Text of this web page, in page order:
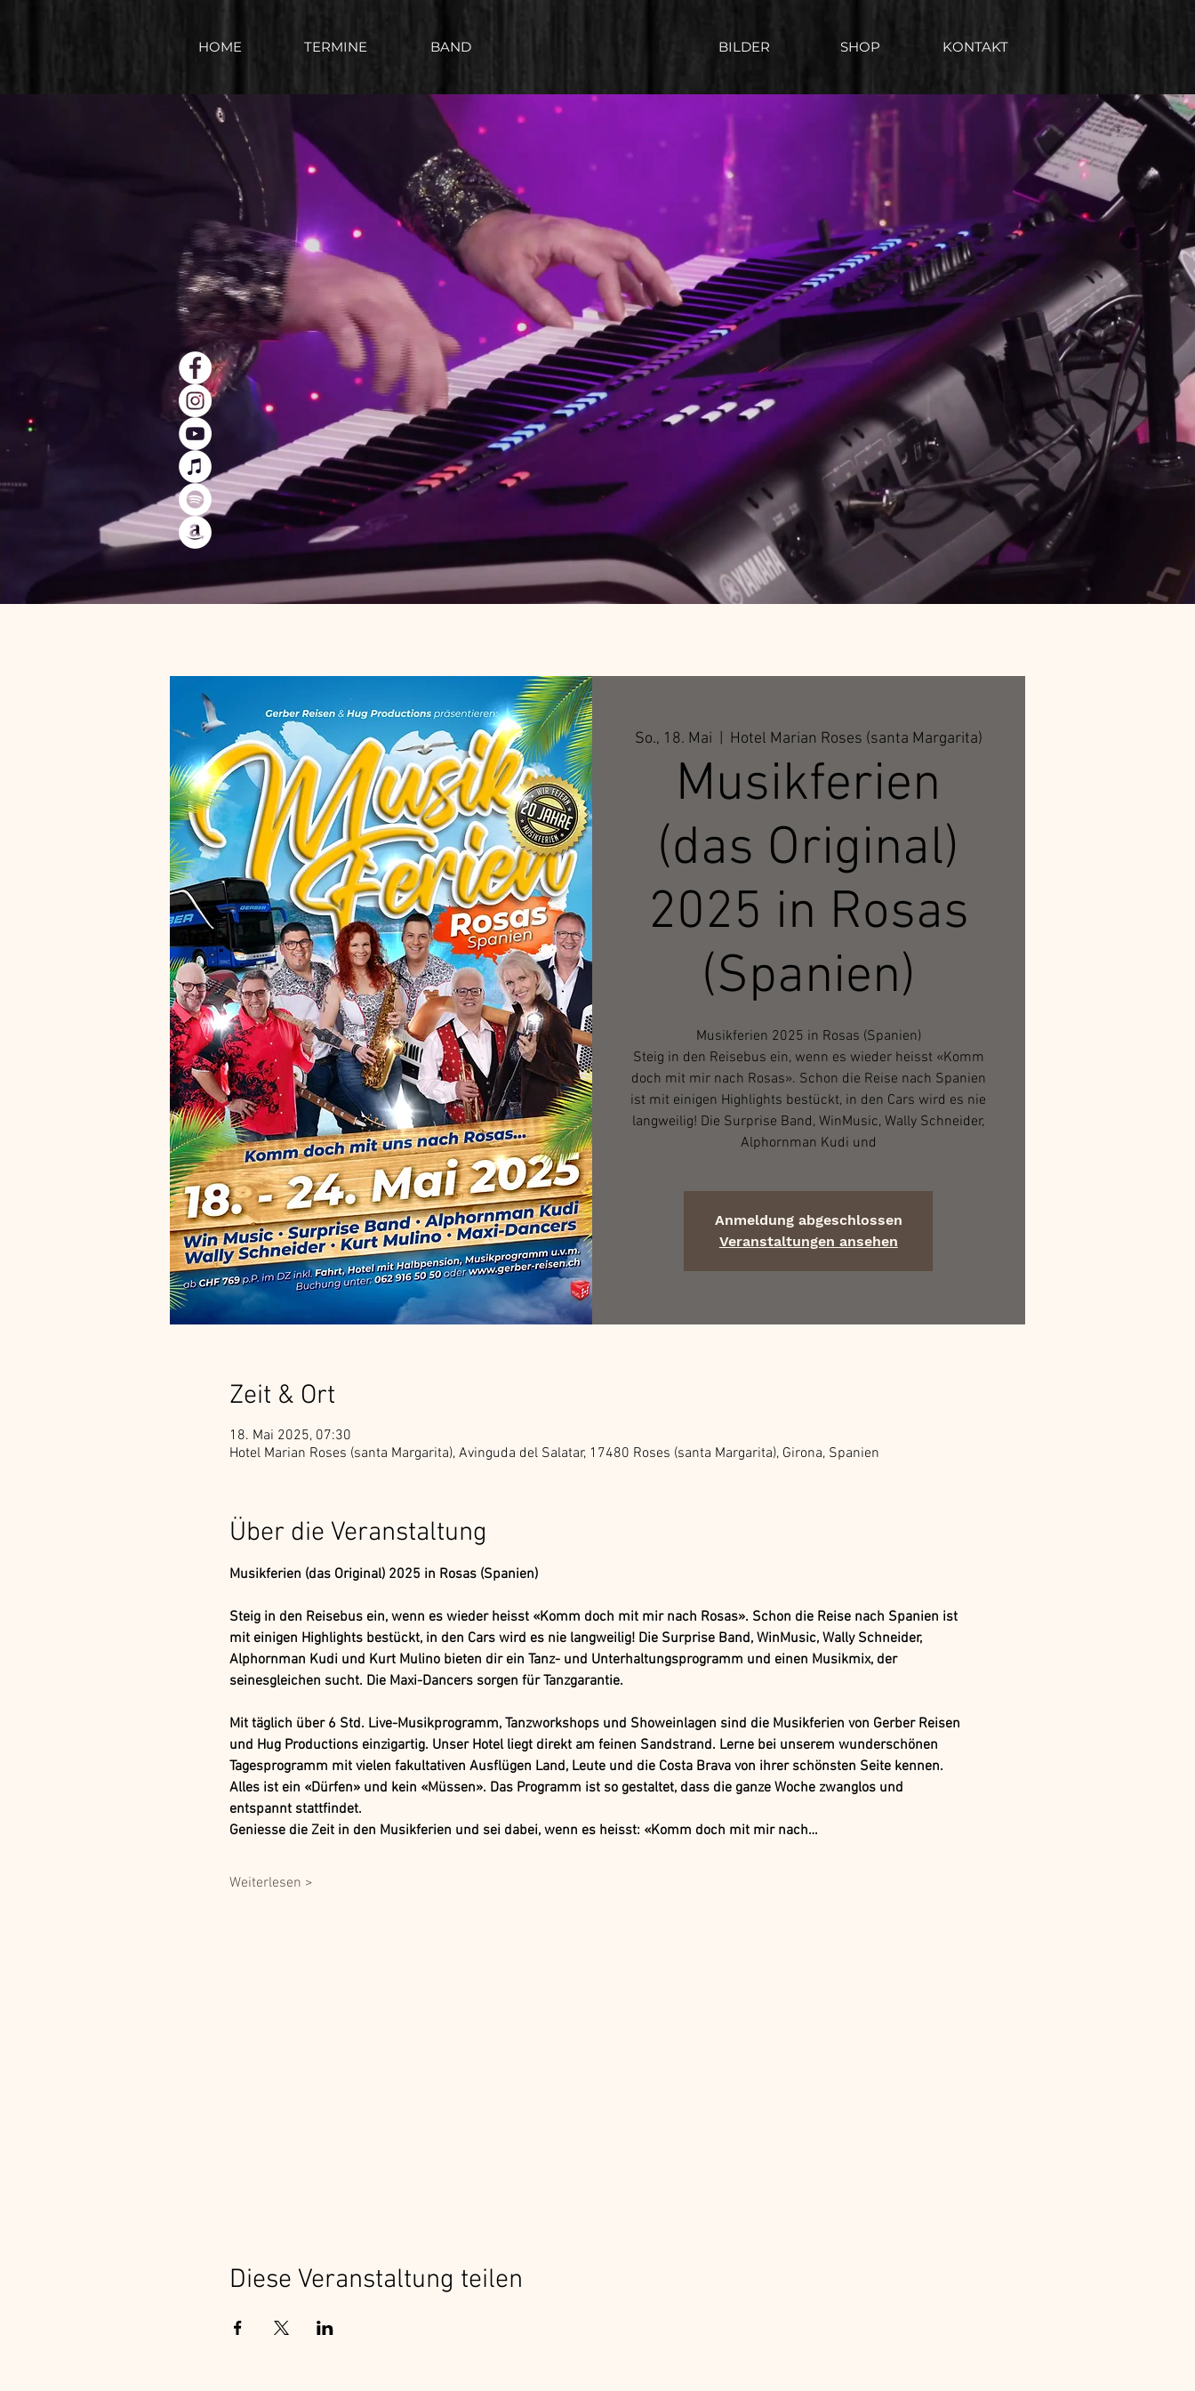
HOME TERMINE BAND BILDER SHOP KONTAKT
So., 18. Mai Hotel Marian Roses (santa Margarita)
Musikferien
(das Original)
2025 in Rosas
(Spanien)
Musikferien 2025 in Rosas (Spanien)
Steig in den Reisebus ein, wenn es wieder heisst «Komm
doch mit mir nach Rosas». Schon die Reise nach Spanien
ist mit einigen Highlights bestückt, in den Cars wird es nie
langweilig! Die Surprise Band, WinMusic, Wally Schneider,
Alphornman Kudi und
Anmeldung abgeschlossen
Veranstaltungen ansehen
Zeit & Ort
18. Mai 2025, 07:30
Hotel Marian Roses (santa Margarita), Avinguda del Salatar, 17480 Roses (santa Margarita), Girona, Spanien
Über die Veranstaltung
Musikferien (das Original) 2025 in Rosas (Spanien)
Steig in den Reisebus ein, wenn es wieder heisst «Komm doch mit mir nach Rosas». Schon die Reise nach Spanien ist
mit einigen Highlights bestückt, in den Cars wird es nie langweilig! Die Surprise Band, WinMusic, Wally Schneider,
Alphornman Kudi und Kurt Mulino bieten dir ein Tanz- und Unterhaltungsprogramm und einen Musikmix, der
seinesgleichen sucht. Die Maxi-Dancers sorgen für Tanzgarantie.
Mit täglich über 6 Std. Live-Musikprogramm, Tanzworkshops und Showeinlagen sind die Musikferien von Gerber Reisen
und Hug Productions einzigartig. Unser Hotel liegt direkt am feinen Sandstrand. Lerne bei unserem wunderschönen
Tagesprogramm mit vielen fakultativen Ausflügen Land, Leute und die Costa Brava von ihrer schönsten Seite kennen.
Alles ist ein «Dürfen» und kein «Müssen». Das Programm ist so gestaltet, dass die ganze Woche zwanglos und
entspannt stattfindet.
Geniesse die Zeit in den Musikferien und sei dabei, wenn es heisst: «Komm doch mit mir nach…
Weiterlesen >
Diese Veranstaltung teilen